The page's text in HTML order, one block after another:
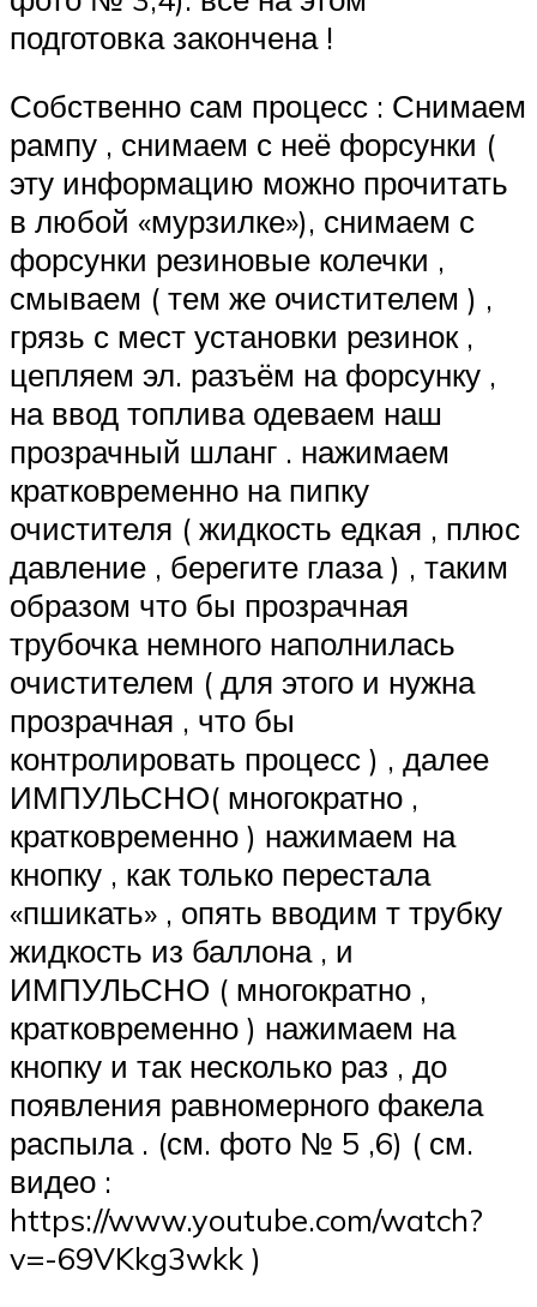
подготовка закончена !
Собственно сам процесс : Снимаем
рампу , снимаем с неё форсунки (
эту информацию можно прочитать
в любой «мурзилке»), снимаем с
форсунки резиновые колечки ,
смываем ( тем же очистителем ) ,
грязь с мест установки резинок ,
цепляем эл. разъём на форсунку ,
на ввод топлива одеваем наш
прозрачный шланг . нажимаем
кратковременно на пипку
очистителя ( жидкость едкая , плюс
давление , берегите глаза ) , таким
образом что бы прозрачная
трубочка немного наполнилась
очистителем ( для этого и нужна
прозрачная , что бы
контролировать процесс ) , далее
ИМПУЛЬСНО( многократно ,
кратковременно ) нажимаем на
кнопку , как только перестала
«пшикать» , опять вводим т трубку
жидкость из баллона , и
ИМПУЛЬСНО ( многократно ,
кратковременно ) нажимаем на
кнопку и так несколько раз , до
появления равномерного факела
распыла . (см. фото № 5 ,6) ( см.
видео :
https://www.youtube.com/watch?
v=-69VKkg3wkk )